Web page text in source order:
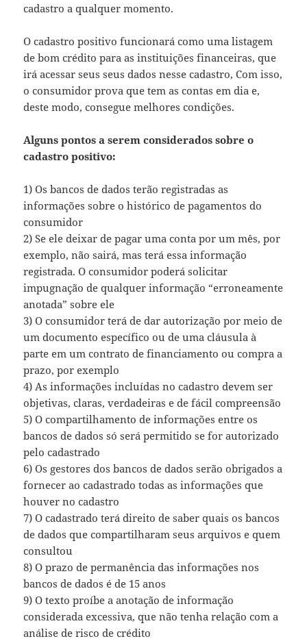
cadastro a qualquer momento.
O cadastro positivo funcionará como uma listagem
de bom crédito para as instituições financeiras, que
irá acessar seus seus dados nesse cadastro, Com isso,
o consumidor prova que tem as contas em dia e,
deste modo, consegue melhores condições.
Alguns pontos a serem considerados sobre o
cadastro positivo:
1) Os bancos de dados terão registradas as
informações sobre o histórico de pagamentos do
consumidor
2) Se ele deixar de pagar uma conta por um mês, por
exemplo, não sairá, mas terá essa informação
registrada. O consumidor poderá solicitar
impugnação de qualquer informação “erroneamente
anotada” sobre ele
3) O consumidor terá de dar autorização por meio de
um documento específico ou de uma cláusula à
parte em um contrato de financiamento ou compra a
prazo, por exemplo
4) As informações incluídas no cadastro devem ser
objetivas, claras, verdadeiras e de fácil compreensão
5) O compartilhamento de informações entre os
bancos de dados só será permitido se for autorizado
pelo cadastrado
6) Os gestores dos bancos de dados serão obrigados a
fornecer ao cadastrado todas as informações que
houver no cadastro
7) O cadastrado terá direito de saber quais os bancos
de dados que compartilharam seus arquivos e quem
consultou
8) O prazo de permanência das informações nos
bancos de dados é de 15 anos
9) O texto proíbe a anotação de informação
considerada excessiva, que não tenha relação com a
análise de risco de crédito